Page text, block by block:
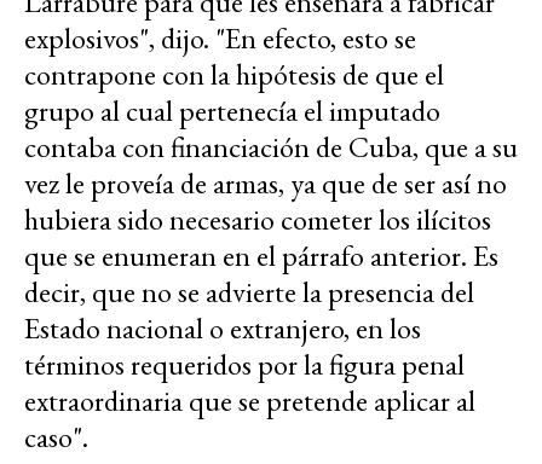
explosivos", dijo. "En efecto, esto se
contrapone con la hipótesis de que el
grupo al cual pertenecía el imputado
contaba con financiación de Cuba, que a su
vez le proveía de armas, ya que de ser así no
hubiera sido necesario cometer los ilícitos
que se enumeran en el párrafo anterior. Es
decir, que no se advierte la presencia del
Estado nacional o extranjero, en los
términos requeridos por la figura penal
extraordinaria que se pretende aplicar al
caso".